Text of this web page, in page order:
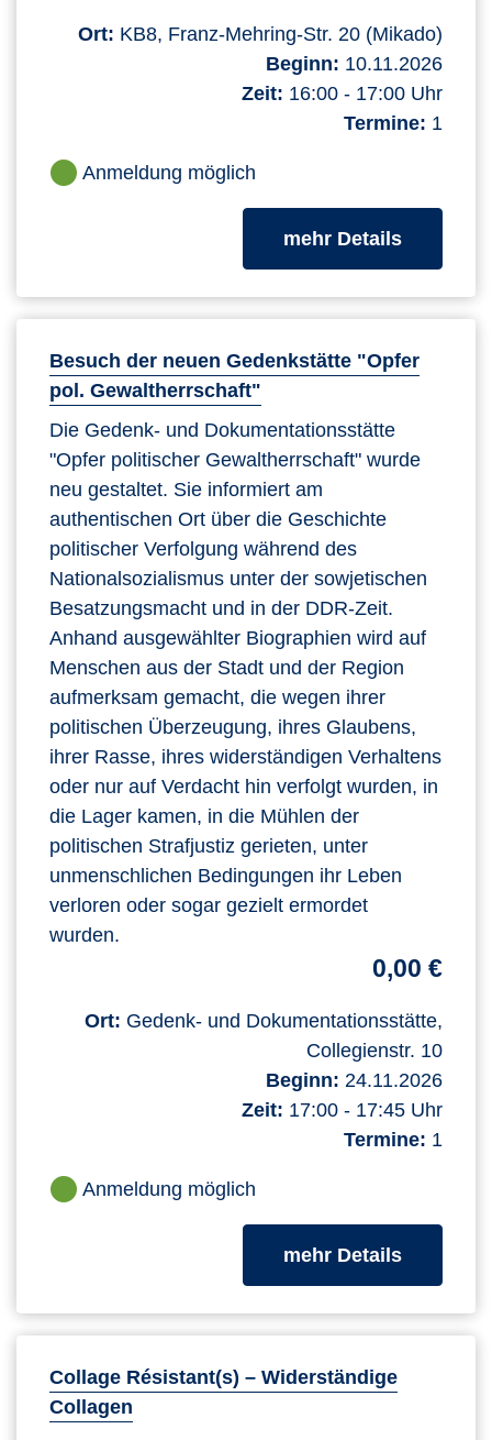
Ort: KB8, Franz-Mehring-Str. 20 (Mikado)
Beginn: 10.11.2026
Zeit: 16:00 - 17:00 Uhr
Termine: 1
Anmeldung möglich
mehr Detailszum
Besuch der neuen Gedenkstätte "Opfer
pol. Gewaltherrschaft"
Die Gedenk- und Dokumentationsstätte
"Opfer politischer Gewaltherrschaft" wurde
neu gestaltet. Sie informiert am
authentischen Ort über die Geschichte
politischer Verfolgung während des
Nationalsozialismus unter der sowjetischen
Besatzungsmacht und in der DDR-Zeit.
Anhand ausgewählter Biographien wird auf
Menschen aus der Stadt und der Region
aufmerksam gemacht, die wegen ihrer
politischen Überzeugung, ihres Glaubens,
ihrer Rasse, ihres widerständigen Verhaltens
oder nur auf Verdacht hin verfolgt wurden, in
die Lager kamen, in die Mühlen der
politischen Strafjustiz gerieten, unter
unmenschlichen Bedingungen ihr Leben
verloren oder sogar gezielt ermordet
wurden.
0,00 €
Ort: Gedenk- und Dokumentationsstätte,
Collegienstr. 10
Beginn: 24.11.2026
Zeit: 17:00 - 17:45 Uhr
Termine: 1
Anmeldung möglich
mehr Detailszum
Collage Résistant(s) – Widerständige
Collagen